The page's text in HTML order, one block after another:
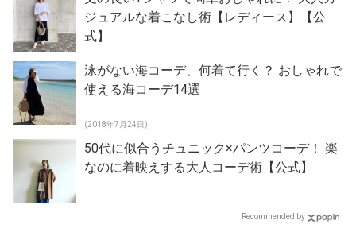
ジュアルな着こなし術【レディース】【公
式】
泳がない海コーデ、何着て行く？ おしゃれで
使える海コーデ14選
(2018年7月24日)
50代に似合うチュニック×パンツコーデ！ 楽
なのに着映えする大人コーデ術【公式】
Recommended by